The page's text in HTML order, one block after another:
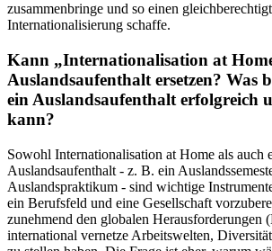
zusammenbringe und so einen
Internationalisierung schaffe.
Kann „Internationalisation at
Auslandsaufenthalt ersetzen? Was
ein Auslandsaufenthalt erfolgreich
kann?
Sowohl Internationalisation at Home als auch
Auslandsaufenthalt - z. B. ein
Auslandspraktikum - sind wichtige
ein Berufsfeld und eine Gesellschaft
zunehmend den globalen Herausforderungen
international vernetze Arbeitswelten,